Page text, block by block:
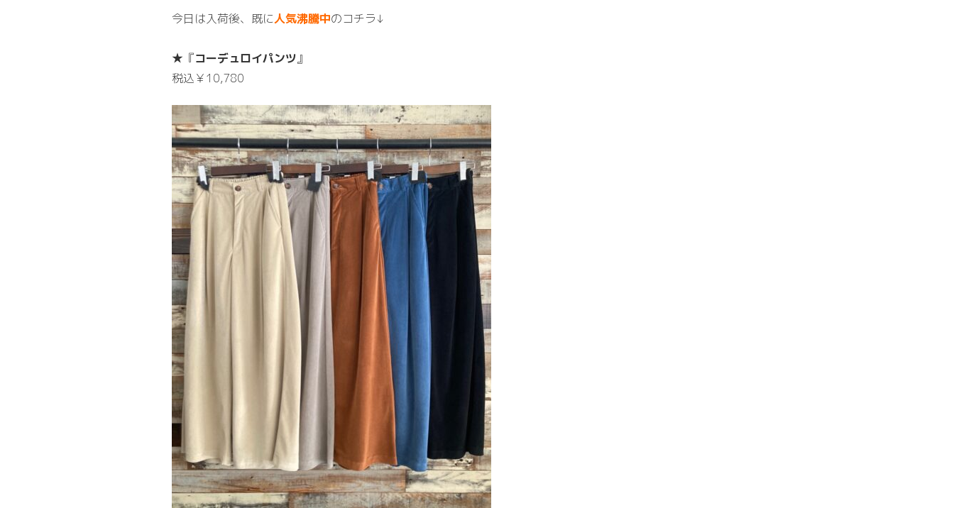
今日は入荷後、既に人気沸騰中のコチラ↓
★『コーデュロイパンツ』
税込￥10,780